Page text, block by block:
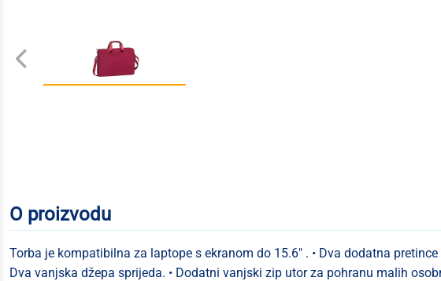
O proizvodu
Torba je kompatibilna za laptope s ekranom do 15.6" . • Dva dodatna
Dva vanjska džepa sprijeda. • Dodatni vanjski zip utor za pohranu malih